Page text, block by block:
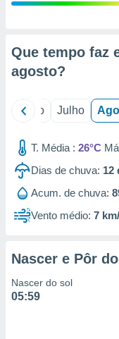
através
estudos
1199
Que tempo faz
agosto?
Junho Julho
T. Média : 26°C
Dias de chuva: 12
Acum. de chuva:
Vento médio: 7
Nascer e Pôr do
Nascer do sol
05:59